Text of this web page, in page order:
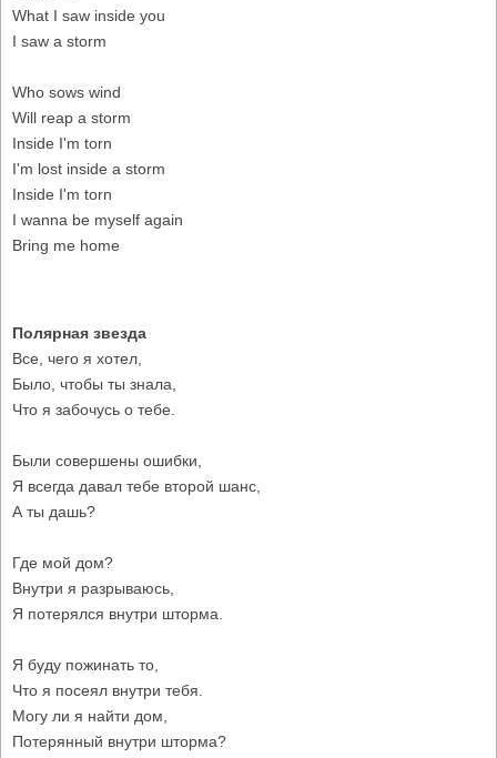
What I saw inside you
I saw a storm
Who sows wind
Will reap a storm
Inside I'm torn
I'm lost inside a storm
Inside I'm torn
I wanna be myself again
Bring me home
Полярная звезда
Все, чего я хотел,
Было, чтобы ты знала,
Что я забочусь о тебе.
Были совершены ошибки,
Я всегда давал тебе второй шанс,
А ты дашь?
Где мой дом?
Внутри я разрываюсь,
Я потерялся внутри шторма.
Я буду пожинать то,
Что я посеял внутри тебя.
Могу ли я найти дом,
Потерянный внутри шторма?